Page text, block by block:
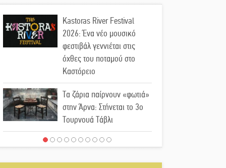
Kastoras River Festival
2026: Ένα νέο μουσικό
φεστιβάλ γεννιέται στις
όχθες του ποταμού στο
Καστόρειο
Τα ζάρια παίρνουν «φωτιά»
στην Άρνα: Στήνεται το 3ο
Τουρνουά Τάβλι
Αυθεντικό γλέντι με «Γιορτή